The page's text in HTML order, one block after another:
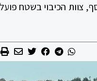
צוות הכיבוי בשטח פועל